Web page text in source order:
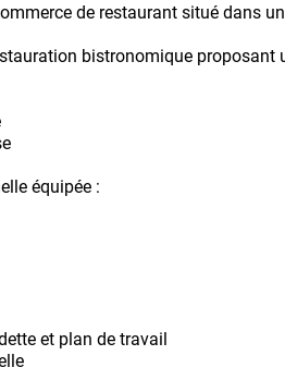
de restaurant situé dans
bistronomique proposant
équipée :
et plan de travail